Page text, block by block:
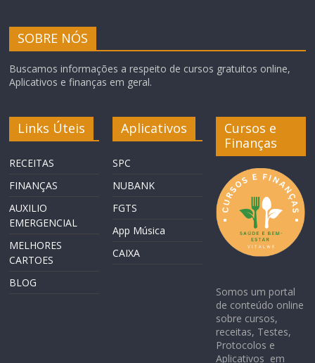
SOBRE NÓS
Buscamos informações a respeito de cursos gratuitos online,
Aplicativos e finanças em geral.
Links Úteis
RECEITAS
FINANÇAS
AUXILIO
EMERGENCIAL
MELHORES
CARTOES
BLOG
Aplicativos
SPC
NUBANK
FGTS
App Música
CAIXA
Cursos e
Finanças
Somos um portal
de conteúdo online
sobre cursos,
receitas, Testes,
Protocolos e
Aplicativos em